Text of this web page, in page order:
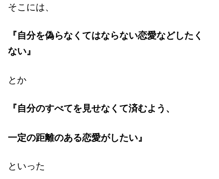
そこには、
『自分を偽らなくてはならない恋愛などしたく
ない』
とか
『自分のすべてを見せなくて済むよう、
一定の距離のある恋愛がしたい』
といった